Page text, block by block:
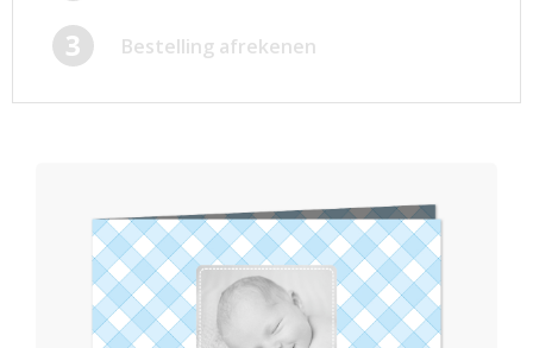
Alle producten
Cadeaubonnen
Certificaten/Diploma's
Doordruksets
Enveloppen
3 Bestelling afrekenen